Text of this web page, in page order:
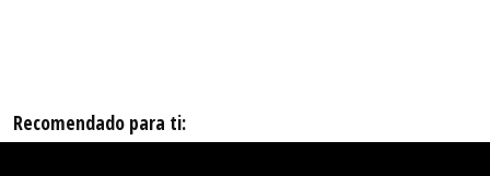
Recomendado para ti: